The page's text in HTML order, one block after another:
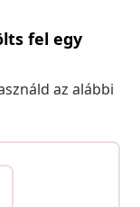
fel egy
az alábbi